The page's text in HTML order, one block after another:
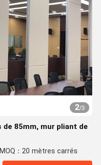
2/3
85mm, mur pliant de
MOQ：20 mètres carrés